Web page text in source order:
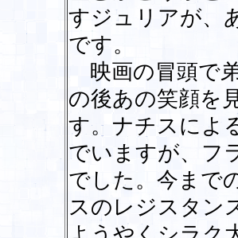
すジュリアが、
です。
映画の冒頭で
の後あの笑顔を
す。ナチスによ
でいますが、フ
でした。今まで
スのレジスタン